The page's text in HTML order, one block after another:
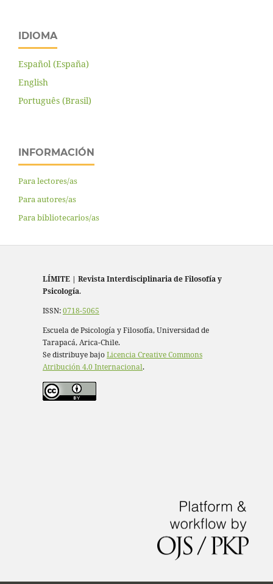
IDIOMA
Español (España)
English
Português (Brasil)
INFORMACIÓN
Para lectores/as
Para autores/as
Para bibliotecarios/as
LÍMITE | Revista Interdisciplinaria de Filosofía y
Psicología.
ISSN:0718-5065
Escuela de Psicología y Filosofía, Universidad de
Tarapacá, Arica-Chile.
Se distribuye bajoLicencia Creative Commons
Atribución 4.0 Internacional.